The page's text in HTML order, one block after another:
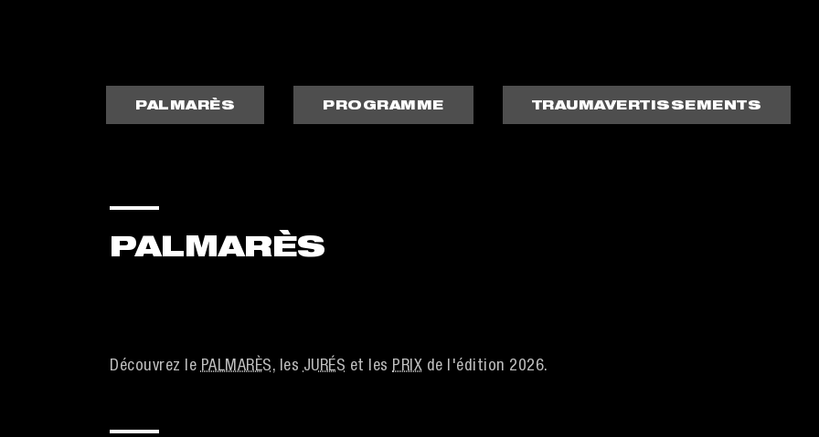
PALMARÈS PROGRAMME TRAUMAVERTISSEMENTS
PALMARÈS
Découvrez lePALMARÈS, lesJURÉS et les PRIX de l'édition 2026.